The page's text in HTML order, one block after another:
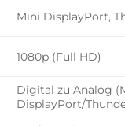
Mini DisplayPort,
1080p (Full HD)
Digital zu Analog
DisplayPort/